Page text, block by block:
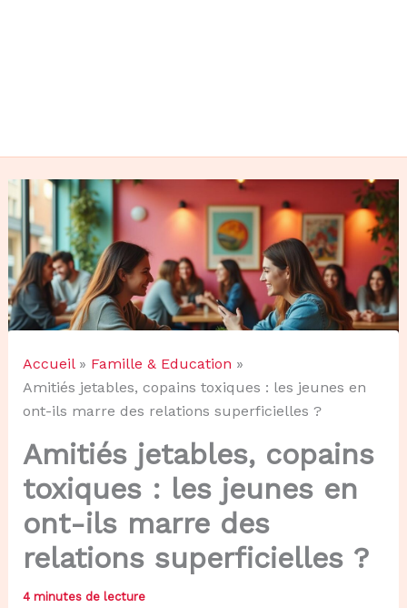
Accueil
Famille & Education
Amitiés jetables, copains toxiques : les jeunes en
ont-ils marre des relations superficielles ?
Amitiés jetables, copains
toxiques : les jeunes en
ont-ils marre des
relations superficielles ?
4 minutes de lecture